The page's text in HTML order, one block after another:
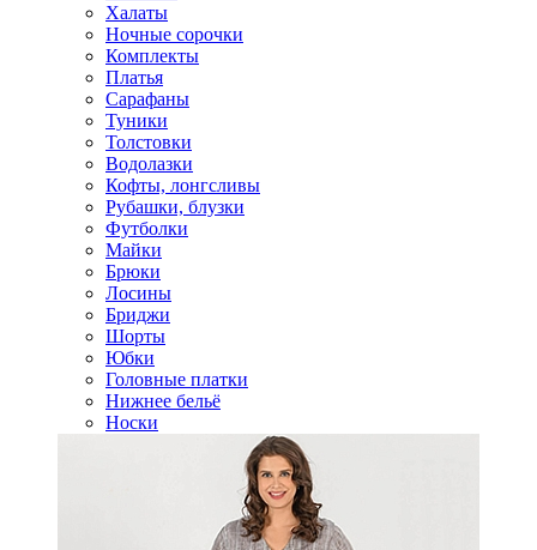
Халаты
Ночные сорочки
Комплекты
Платья
Сарафаны
Туники
Толстовки
Водолазки
Кофты, лонгсливы
Рубашки, блузки
Футболки
Майки
Брюки
Лосины
Бриджи
Шорты
Юбки
Головные платки
Нижнее бельё
Носки